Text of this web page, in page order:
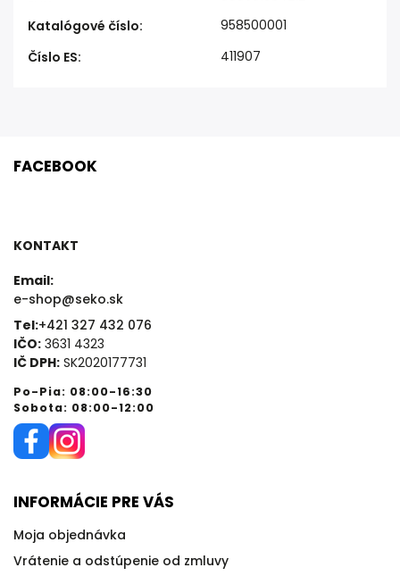
Katalógové číslo:
958500001
Číslo ES: 411907
FACEBOOK
KONTAKT
Email:
e-shop@seko.sk
Tel:+421 327 432 076
IČO: 3631 4323
IČ DPH: SK2020177731
Po-Pia: 08:00-16:30
Sobota: 08:00-12:00
INFORMÁCIE PRE VÁS
Moja objednávka
Vrátenie a odstúpenie od zmluvy